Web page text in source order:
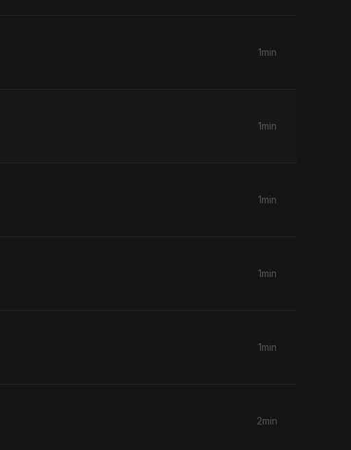
1min
1min
1min
1min
1min
2min